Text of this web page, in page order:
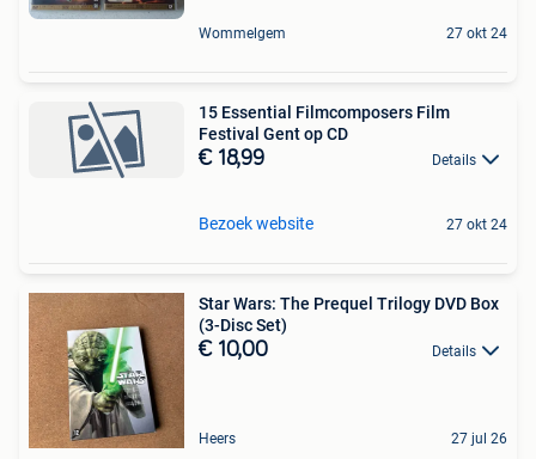
Wommelgem 27 okt 24
15 Essential Filmcomposers Film
Festival Gent op CD
€ 18,99 Details
Bezoek website 27 okt 24
Star Wars: The Prequel Trilogy DVD Box
(3-Disc Set)
€ 10,00 Details
Heers 27 jul 26